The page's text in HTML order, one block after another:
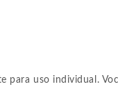
para uso individual.